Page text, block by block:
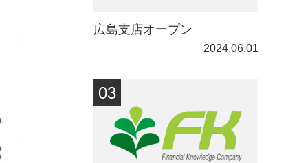
広島支店オープン
2024.06.01